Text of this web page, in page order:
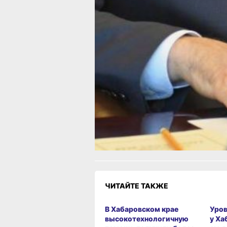
компетентные ресурсы использовать
для подготовки и поддержки умных,
дальновидных решений», —
Дмитрий Демешин: «Инвестиции в
специалистов – вклад в будущее
Читайте нас в соцсетях:ВКонтакте
Одноклассники, Телеграм или
Как вам материал?
Огонь!
Супер Удивило
Разочарование
ЧИТАЙТЕ ТАКЖЕ
В Хабаровском крае
высокотехнологичную
у